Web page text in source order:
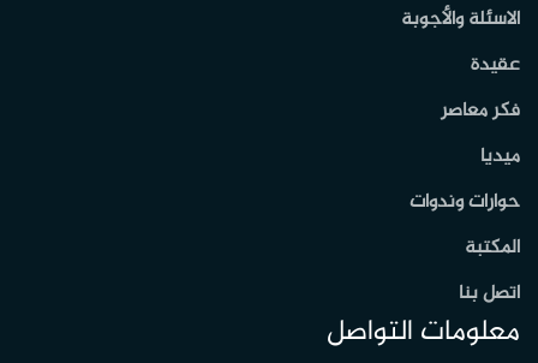
الاسئلة والأجوبة
عقيدة
فكر معاصر
ميديا
حوارات وندوات
المكتبة
اتصل بنا
معلومات التواصل